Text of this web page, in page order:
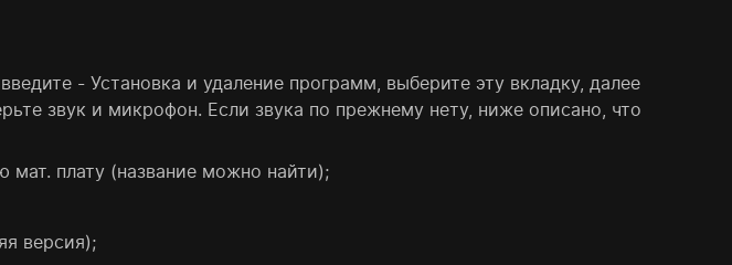
- Установка и удаление программ, выберите эту вкладку, далее
звук и микрофон. Если звука по прежнему нету, ниже описано, что
мат. плату (название можно найти);
версия);